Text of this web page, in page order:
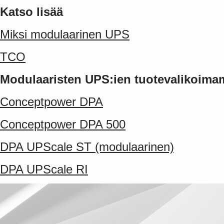
Katso lisää
Miksi modulaarinen UPS
TCO
Modulaaristen UPS:ien
Conceptpower DPA
Conceptpower DPA 500
DPA UPScale ST (modulaarinen)
DPA UPScale RI